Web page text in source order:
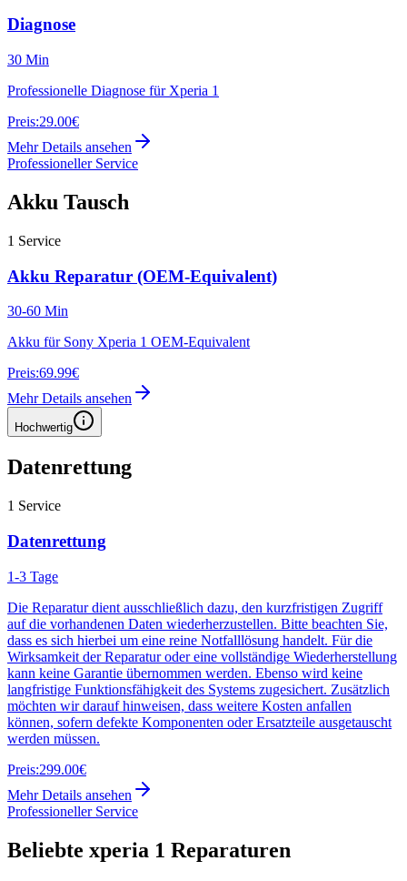
Diagnose
30 Min
Professionelle Diagnose für Xperia 1
Preis:29.00€
Mehr Details ansehen
Professioneller Service
Akku Tausch
1 Service
Akku Reparatur (OEM-Equivalent)
30-60 Min
Akku für Sony Xperia 1 OEM-Equivalent
Preis:69.99€
Mehr Details ansehen
Hochwertig
Datenrettung
1 Service
Datenrettung
1-3 Tage
Die Reparatur dient ausschließlich dazu, den kurzfristigen Zugriff
auf die vorhandenen Daten wiederherzustellen. Bitte beachten Sie,
dass es sich hierbei um eine reine Notfalllösung handelt. Für die
Wirksamkeit der Reparatur oder eine vollständige Wiederherstellung
kann keine Garantie übernommen werden. Ebenso wird keine
langfristige Funktionsfähigkeit des Systems zugesichert. Zusätzlich
möchten wir darauf hinweisen, dass weitere Kosten anfallen
können, sofern defekte Komponenten oder Ersatzteile ausgetauscht
werden müssen.
Preis:299.00€
Mehr Details ansehen
Professioneller Service
Beliebte xperia 1 Reparaturen